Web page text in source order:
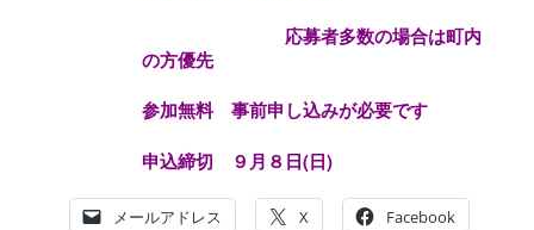
応募者多数の場合は町内
の方優先
参加無料 事前申し込みが必要です
申込締切 ９月８日(日)
メールアドレス X Facebook